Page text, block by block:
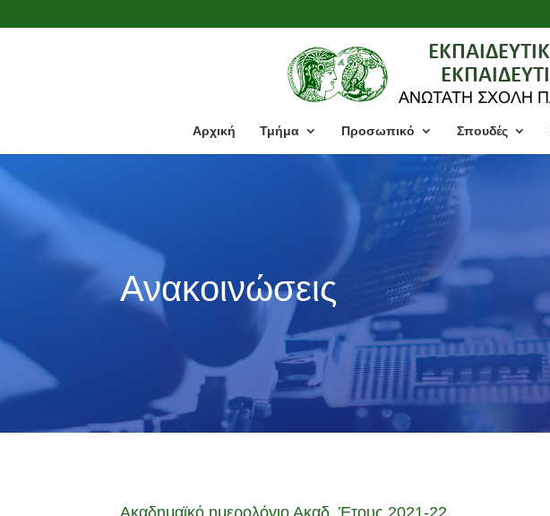
Αρχική Τμήμα Προσωπικό Σπουδές
Ανακοινώσεις